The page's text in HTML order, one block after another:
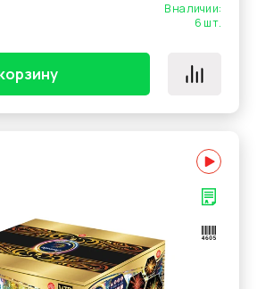
В наличии:
6 шт.